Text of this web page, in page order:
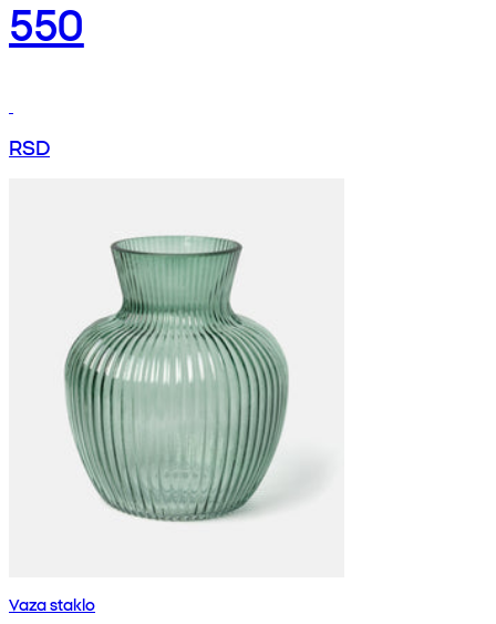
550
RSD
Vaza staklo